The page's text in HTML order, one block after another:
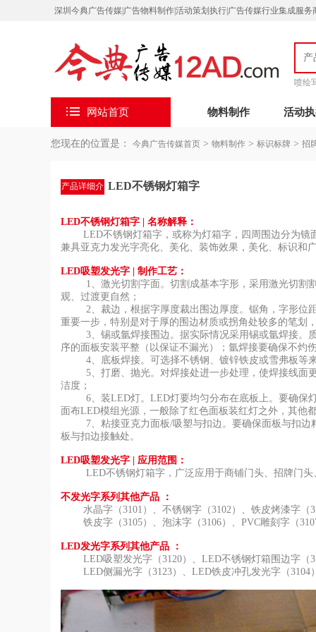
深圳今典广告传媒|广告物料制作|活动策划执行|广告传媒行业集成服务
喷绘
网站首页 物料制作 活动
您现在的位置是： 今典广告传媒首页 > 物料制作 > 标识标牌 > 招
产品详细介 LED不锈钢灯箱字
LED不锈钢灯箱字 | 名称解释：
LED不锈钢灯箱字，或称为灯箱字，四周围边分为镜
兼具亚克力发光字亮化、美化、装饰效果，美化、标识和
LED吸塑发光字
制作工艺：
1、激光切割字面。切割成基本字形，采用激光切割
观、过渡更自然；
2、裁边，根据字厚度裁出围边厚度。锯角，字形位
重要一步，特别是对于厚的围边材质或拐角处较多的笔划
3、锡或氩焊接围边。据实际情况采用锡或氩焊接。
序的面板安装平整（以保证不漏光）；氩焊接要确保不灼
4、底板焊接。可选择不锈钢、镀锌铁皮或雪弗板等
5、打磨、抛光。对焊接处进一步处理，使焊接线面
洁度；
6、装LED灯。LED灯要均匀分布在底板上。要确保
面布LED模组光源，一般除了红色面板装红灯之外，其他
7、粘接亚克力面板/吸塑与扣边。要确保面板与扣
板与扣边接触处。
LED吸塑发光字
应用范围：
LED不锈钢灯箱字 ， 广泛应用于商铺门头、招牌门
不发光字系列其他产品 ：
水晶字 （3101）、 不锈钢字 （3102）、 铁皮烤漆字 （
铁皮字 （3105）、 泡沫字 （3106）、 PVC雕刻字 （
LED发光字系列其他产品 ：
LED吸塑发光字 （3120）、 LED不锈钢灯箱围边字 （
LED侧漏光字 （3123）、 LED铁皮冲孔发光字 （3104